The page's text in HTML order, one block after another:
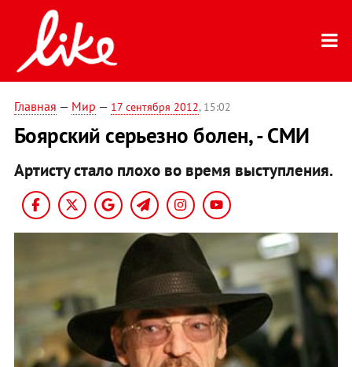
Главная — Мир — 17 сентября 2012, 15:02
Боярский серьезно болен, - СМИ
Артисту стало плохо во время выступления.